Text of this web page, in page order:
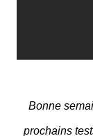
Bonne
prochains